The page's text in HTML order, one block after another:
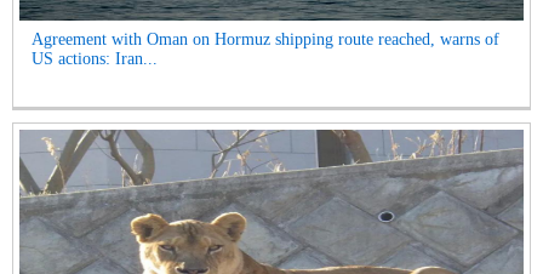
Agreement with Oman on Hormuz shipping route reached, warns of
US actions: Iran...